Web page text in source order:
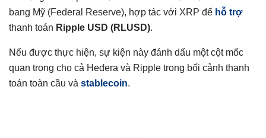
bang Mỹ (Federal Reserve), hợp tác với XRP để hỗ trợ
thanh toán Ripple USD (RLUSD).
Nếu được thực hiện, sự kiện này đánh dấu một cột mốc
quan trọng cho cả Hedera và Ripple trong bối cảnh thanh
toán toàn cầu và stablecoin.